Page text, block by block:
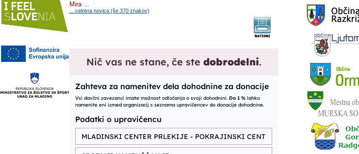
Mira ...
... celotna novica (še 370 znakov)